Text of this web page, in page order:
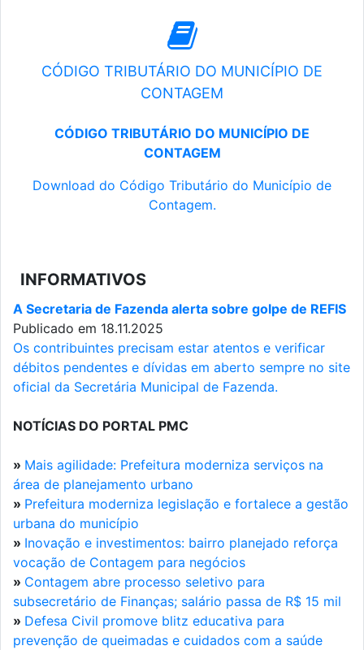
CÓDIGO TRIBUTÁRIO DO MUNICÍPIO DE
CONTAGEM
CÓDIGO TRIBUTÁRIO DO MUNICÍPIO DE
CONTAGEM
Download do Código Tributário do Município de
Contagem.
INFORMATIVOS
A Secretaria de Fazenda alerta sobre golpe de REFIS
Publicado em 18.11.2025
Os contribuintes precisam estar atentos e verificar
débitos pendentes e dívidas em aberto sempre no site
oficial da Secretária Municipal de Fazenda.
NOTÍCIAS DO PORTAL PMC
» Mais agilidade: Prefeitura moderniza serviços na
área de planejamento urbano
» Prefeitura moderniza legislação e fortalece a gestão
urbana do município
» Inovação e investimentos: bairro planejado reforça
vocação de Contagem para negócios
» Contagem abre processo seletivo para
subsecretário de Finanças; salário passa de R$ 15 mil
» Defesa Civil promove blitz educativa para
prevenção de queimadas e cuidados com a saúde